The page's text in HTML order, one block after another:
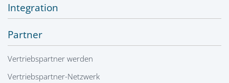
Integration
Partner
Vertriebspartner werden
Vertriebspartner-Netzwerk